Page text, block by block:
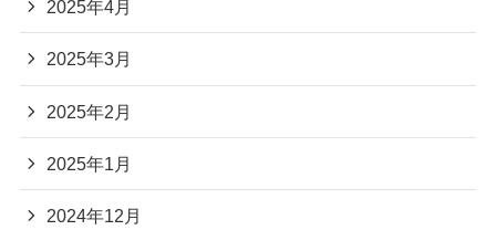
2025年4月
2025年3月
2025年2月
2025年1月
2024年12月